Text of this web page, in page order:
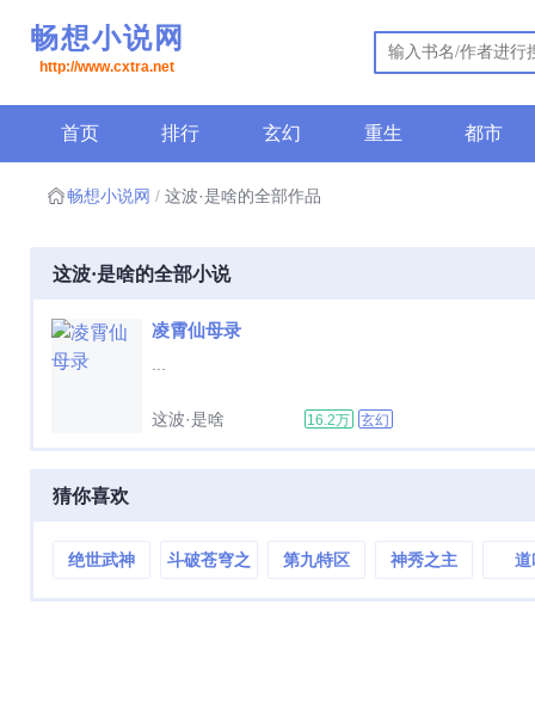
畅想小说网
http://www.cxtra.net
首页 排行 玄幻 重生 都市
畅想小说网 这波·是啥的全部作品
这波·是啥的全部小说
凌霄仙母录
这波·是啥 16.2万 玄幻
猜你喜欢
绝世武神
斗破苍穹之
第九特区 神秀之主 道